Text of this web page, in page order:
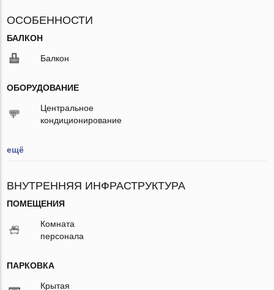
ОСОБЕННОСТИ
БАЛКОН
Балкон
ОБОРУДОВАНИЕ
Центральное
кондиционирование
ещё
ВНУТРЕННЯЯ ИНФРАСТРУКТУРА
ПОМЕЩЕНИЯ
Комната
персонала
ПАРКОВКА
Крытая